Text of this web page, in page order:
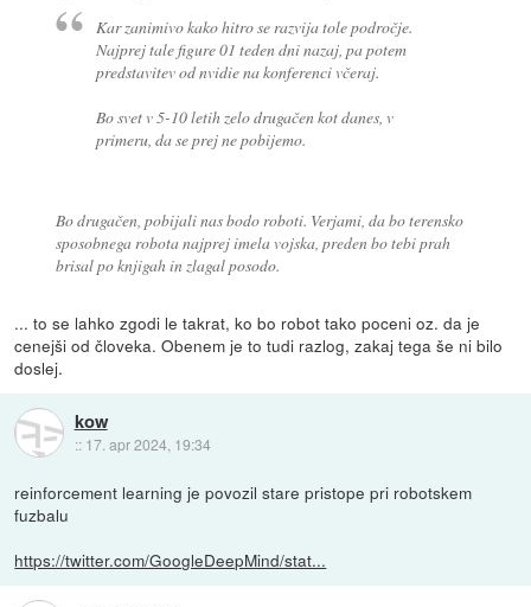
Kar zanimivo kako hitro se razvija tole področje.
Najprej tale figure 01 teden dni nazaj, pa potem
predstavitev od nvidie na konferenci včeraj.
Bo svet v 5-10 letih zelo drugačen kot danes, v
primeru, da se prej ne pobijemo.
Bo drugačen, pobijali nas bodo roboti. Verjami, da bo terensko
sposobnega robota najprej imela vojska, preden bo tebi prah
brisal po knjigah in zlagal posodo.
... to se lahko zgodi le takrat, ko bo robot tako poceni oz. da je
cenejši od človeka. Obenem je to tudi razlog, zakaj tega še ni bilo
doslej.
kow
:: 17. apr 2024, 19:34
reinforcement learning je povozil stare pristope pri robotskem
fuzbalu
https://twitter.com/GoogleDeepMind/stat...